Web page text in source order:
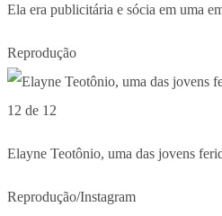
Ela era publicitária e sócia em uma
Reprodução
12 de 12
Elayne Teotônio, uma das jovens
Reprodução/Instagram